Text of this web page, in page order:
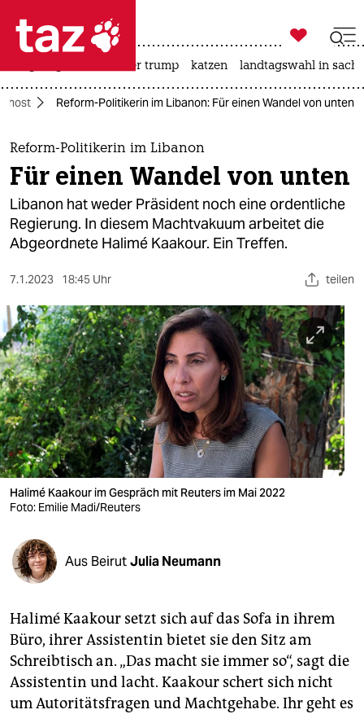
 taz zahl ich
taz zahl ich
themen
politik
öko
gesellschaft
sport
berlin
nord
wahrheit
verlag
verlag
veranstaltungen
shop
unterstützen
abo
genossenschaft

taz zahl ich
usa unter trump katzen landtagswahl in
Reform-Politikerin im Libanon: Für einen Wandel von unten
Reform-Politikerin im Libanon
Für einen Wandel von unten
Libanon hat weder Präsident noch eine ordentliche
Regierung. In diesem Machtvakuum arbeitet die
Abgeordnete Halimé Kaakour. Ein Treffen.
7.1.2023 18:45 Uhr teilen
Halimé Kaakour im Gespräch mit Reuters im Mai 2022
Foto: Emilie Madi/Reuters
Aus BeirutJulia Neumann
Halimé Kaakour setzt sich auf das Sofa in ihrem
Büro, ihrer Assistentin bietet sie den Sitz am
Schreibtisch an. „Das macht sie immer so“, sagt die
Assistentin und lacht. Kaakour schert sich nicht
um Autoritätsfragen und Machtgehabe. Ihr geht es